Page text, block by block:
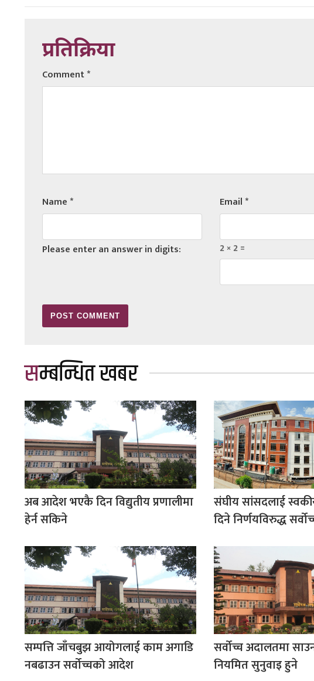
प्रतिक्रिया
Comment*
Name* Email*
Please enter an answer in digits: 2 × 2 =
सम्बन्धित खबर
अब आदेश भएकै दिन विद्युतीय प्रणालीमा
हेर्न सकिने
संघीय सांसदलाई
दिने निर्णयविरुद्ध
सम्पत्ति जाँचबुझ आयोगलाई काम अगाडि
नबढाउन सर्वोच्चको आदेश
सर्वोच्च अदालतमा
नियमित सुनुवाइ हुने